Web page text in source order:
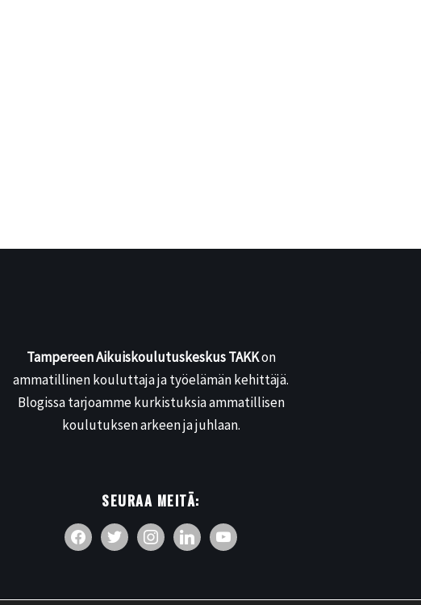
Tampereen Aikuiskoulutuskeskus TAKKon
ammatillinen kouluttaja ja työelämän kehittäjä.
Blogissa tarjoamme kurkistuksia ammatillisen
koulutuksen arkeen ja juhlaan.
SEURAA MEITÄ: